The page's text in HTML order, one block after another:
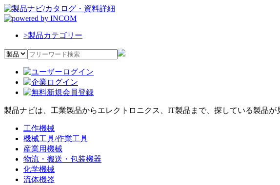
>製品カテゴリー
製品ナビは、工業製品からエレクトロニクス、IT製品まで、探している製品が
工作機械
機械工具/作業工具
産業用機械
物流・搬送・包装機器
化学機械
流体機器